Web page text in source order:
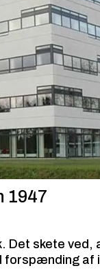
1947
Det skete ved,
af